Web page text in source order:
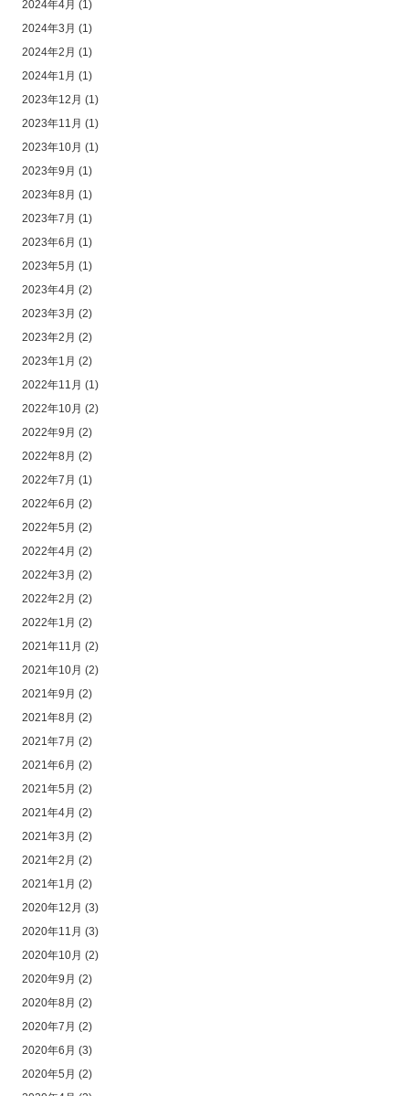
2024年4月 (1)
2024年3月 (1)
2024年2月 (1)
2024年1月 (1)
2023年12月 (1)
2023年11月 (1)
2023年10月 (1)
2023年9月 (1)
2023年8月 (1)
2023年7月 (1)
2023年6月 (1)
2023年5月 (1)
2023年4月 (2)
2023年3月 (2)
2023年2月 (2)
2023年1月 (2)
2022年11月 (1)
2022年10月 (2)
2022年9月 (2)
2022年8月 (2)
2022年7月 (1)
2022年6月 (2)
2022年5月 (2)
2022年4月 (2)
2022年3月 (2)
2022年2月 (2)
2022年1月 (2)
2021年11月 (2)
2021年10月 (2)
2021年9月 (2)
2021年8月 (2)
2021年7月 (2)
2021年6月 (2)
2021年5月 (2)
2021年4月 (2)
2021年3月 (2)
2021年2月 (2)
2021年1月 (2)
2020年12月 (3)
2020年11月 (3)
2020年10月 (2)
2020年9月 (2)
2020年8月 (2)
2020年7月 (2)
2020年6月 (3)
2020年5月 (2)